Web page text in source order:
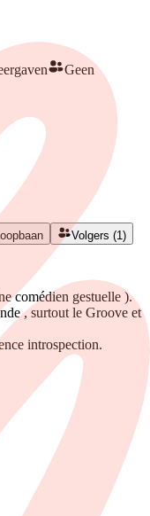
Geen
votre réseau artistique
Volgers (1)
comédien gestuelle ).
, surtout le Groove et
introspection.